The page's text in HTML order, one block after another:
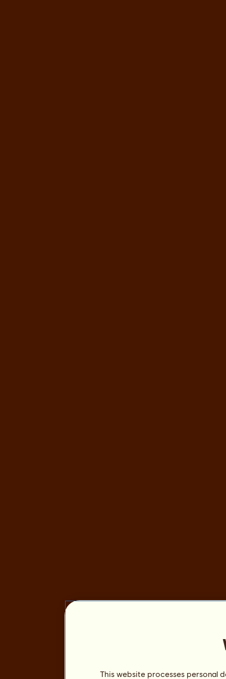
This website processes personal